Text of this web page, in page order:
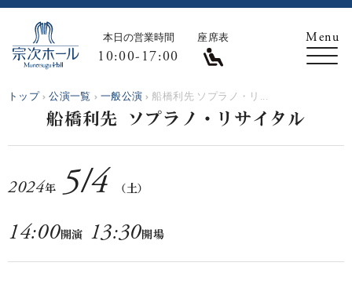
本日の営業時間
10:00-17:00
座席表
トップ 公演一覧 一般公演 船橋利先 ソプラノ・リ...
船橋利先 ソプラノ・リサイタル
2024年 5/4 （土）
14:00開演 13:30開場